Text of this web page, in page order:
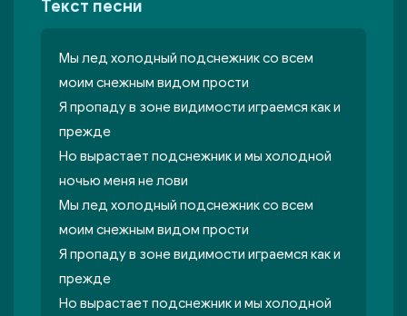
Текст песни
Мы лед холодный подснежник со всем
моим снежным видом прости
Я пропаду в зоне видимости играемся как и
прежде
Но вырастает подснежник и мы холодной
ночью меня не лови
Мы лед холодный подснежник со всем
моим снежным видом прости
Я пропаду в зоне видимости играемся как и
прежде
Но вырастает подснежник и мы холодной